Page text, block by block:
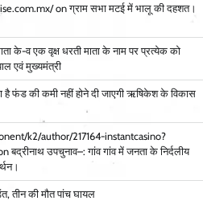
onग्राम सभा मटई में भालू की दहशत।
के-व एक वृक्ष धरती माता के नाम पर प्रत्येक को
एवं मुख्यमंत्री
है फंड की कमी नहीं होने दी जाएगी ऋषिकेश के विकास
k2/author/217164-instantcasino?
बद्रीनाथ उपचुनाव–: गांव गांव में जनता के निर्दलीय
तीन की मौत पांच घायल